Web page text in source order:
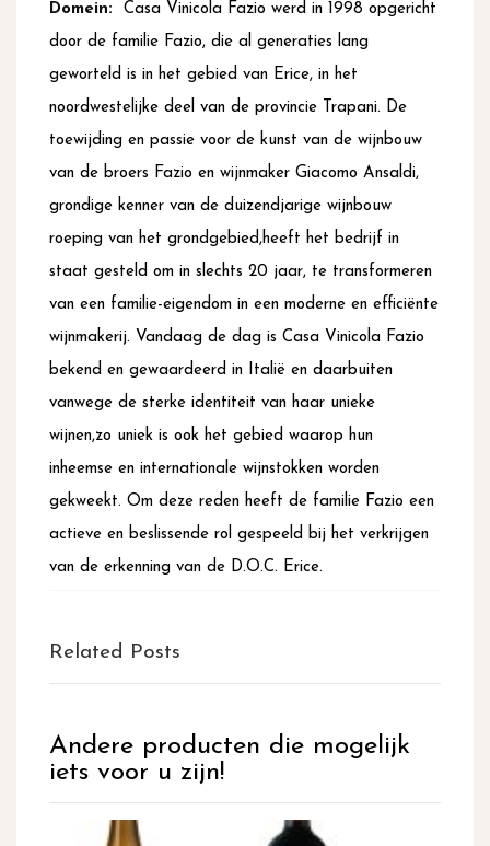
Casa Vinicola Fazio werd in 1998 opgericht
door de familie Fazio, die al generaties lang
geworteld is in het gebied van Erice, in het
noordwestelijke deel van de provincie Trapani. De
toewijding en passie voor de kunst van de wijnbouw
van de broers Fazio en wijnmaker Giacomo Ansaldi,
grondige kenner van de duizendjarige wijnbouw
roeping van het grondgebied,heeft het bedrijf in
staat gesteld om in slechts 20 jaar, te transformeren
van een familie-eigendom in een moderne en efficiënte
wijnmakerij. Vandaag de dag is Casa Vinicola Fazio
bekend en gewaardeerd in Italië en daarbuiten
vanwege de sterke identiteit van haar unieke
wijnen,zo uniek is ook het gebied waarop hun
inheemse en internationale wijnstokken worden
gekweekt. Om deze reden heeft de familie Fazio een
actieve en beslissende rol gespeeld bij het verkrijgen
van de erkenning van de D.O.C. Erice.
Related Posts
Andere producten die mogelijk
iets voor u zijn!